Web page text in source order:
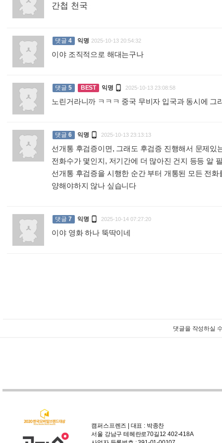
간첩 천국
댓글 4 익명 2025-10-13 20:54:32
이야 조직적으로 해대는구나
댓글 5 BEST 익명  2025-10-13 23:08:58
노린거라니까 ㅋㅋㅋ 중국 무비자 입국과 동시에
댓글 6 익명  2025-10-13 23:13:13
선개통 후검증이면, 그래도 후검증 진행해서 문제
전화수가 몇인지, 저기간에 더 많아진 건지 등등 알
선개통 후검증을 시행한 순간 부터 개통된 모든 전
양해야하지 않나 싶습니다
댓글 7 익명  2025-10-14 07:27:20
이야 영화 하나 뚝딱이네
댓글을 작성하실
캠퍼스프렌즈 | 대표 : 박종찬
서울 강남구 테헤란로70길12 402-418A